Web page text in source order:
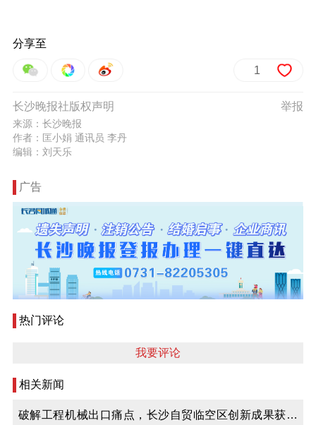
分享至
1
举报
长沙晚报社版权声明
来源：长沙晚报
作者：匡小娟 通讯员 李丹
编辑：刘天乐
广告
热门评论
我要评论
相关新闻
破解工程机械出口痛点，长沙自贸临空区创新成果获全